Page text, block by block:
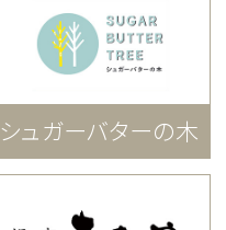
シュガーバターの木